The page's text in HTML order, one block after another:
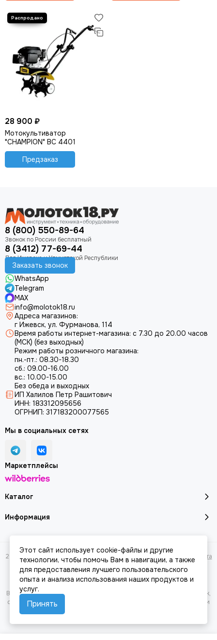
28 900 ₽
Мотокультиватор
"CHAMPION" BC 4401
Предзаказ
8 (800) 550-89-64
8 (3412) 77-69-44
Заказать звонок
WhatsApp
Telegram
MAX
info@molotok18.ru
Адреса магазинов:
г Ижевск, ул. Фурманова, 114
Время работы интернет-магазина: с 7.30 до 20.00 часов
(МСК) (без выходных)
Режим работы розничного магазина:
пн.-пт.: 08.30-18.30
сб.: 09.00-16.00
вс.: 10.00-15.00
Без обеда и выходных
ИП Халилов Петр Рашитович
ИНН: 183312095656
ОГРНИП: 317183200077565
Каталог
Информация
Мы в социальных сетях
Маркетплейсы
2026 © Молоток18.ру - инструмент, техника, оборудование. Карта сайта
Вся представленная на сайте информация, касающаяся характеристик,
стоимости товаров и услуг, носит информационный характер и ни при
каких условиях не является публичной офертой, определяемой
Этот сайт использует cookie-файлы и другие
технологии, чтобы помочь Вам в навигации, а также
для предоставления лучшего пользовательского
опыта и анализа использования наших продуктов и
услуг.
Принять